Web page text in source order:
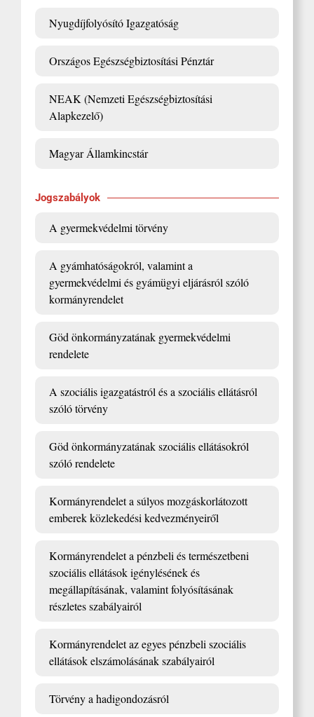
Nyugdíjfolyósító Igazgatóság
Országos Egészségbiztosítási Pénztár
NEAK (Nemzeti Egészségbiztosítási
Alapkezelő)
Magyar Államkincstár
Jogszabályok
A gyermekvédelmi törvény
A gyámhatóságokról, valamint a
gyermekvédelmi és gyámügyi eljárásról szóló
kormányrendelet
Göd önkormányzatának gyermekvédelmi
rendelete
A szociális igazgatástról és a szociális ellátásról
szóló törvény
Göd önkormányzatának szociális ellátásokról
szóló rendelete
Kormányrendelet a súlyos mozgáskorlátozott
emberek közlekedési kedvezményeiről
Kormányrendelet a pénzbeli és természetbeni
szociális ellátások igénylésének és
megállapításának, valamint folyósításának
részletes szabályairól
Kormányrendelet az egyes pénzbeli szociális
ellátások elszámolásának szabályairól
Törvény a hadigondozásról